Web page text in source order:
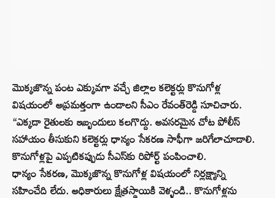
మొక్కజొన్న పంట ఎక్కువగా వచ్చే జిల్లాల కలెక్టర్లు కొనుగోళ్ల
విషయంలో అప్రమత్తంగా ఉండాలని సీఎం రేవంత్‌రెడ్డి సూచిచారు.
“ఎక్కడా రైతులకు ఇబ్బందులు కలగొద్దు. అవసరమైన చోట పోలీస్
సహాయం తీసుకుని కలెక్టర్లు ధాన్యం సేకరణ సాఫీగా జరిగేలాచూడాలి.
కొనుగోళ్లపై ఎప్పటికప్పుడు సీఎస్‌కు రిపోర్ట్ పంపించాలి.
ధాన్యం సేకరణ, మొక్కజొన్న కొనుగోళ్ల విషయంలో నిర్లక్ష్యాన్ని
సహించేది లేదు. అధికారులు క్షేత్రస్థాయికి వెళ్ళండి.. కొనుగోళ్లను